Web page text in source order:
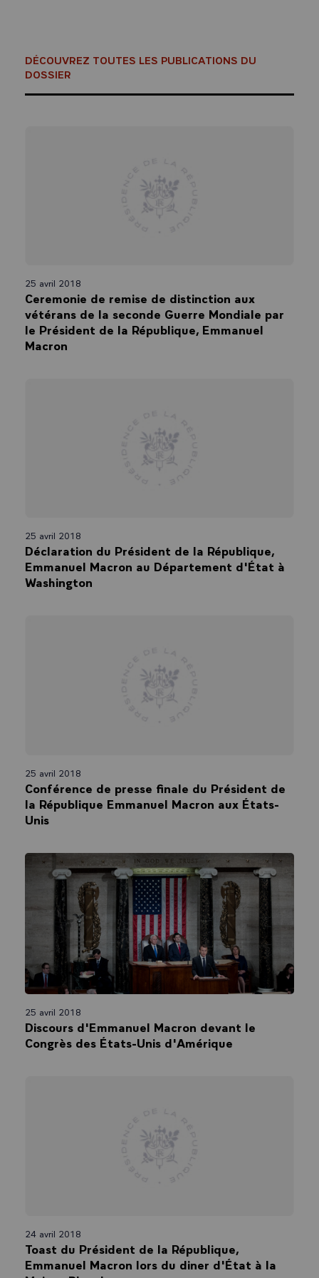
DÉCOUVREZ TOUTES LES PUBLICATIONS DU
DOSSIER
25 avril 2018
Ceremonie de remise de distinction aux
vétérans de la seconde Guerre Mondiale par
le Président de la République, Emmanuel
Macron
25 avril 2018
Déclaration du Président de la République,
Emmanuel Macron au Département d'État à
Washington
25 avril 2018
Conférence de presse finale du Président de
la République Emmanuel Macron aux États-
Unis
25 avril 2018
Discours d'Emmanuel Macron devant le
Congrès des États-Unis d'Amérique
24 avril 2018
Toast du Président de la République,
Emmanuel Macron lors du diner d'État à la